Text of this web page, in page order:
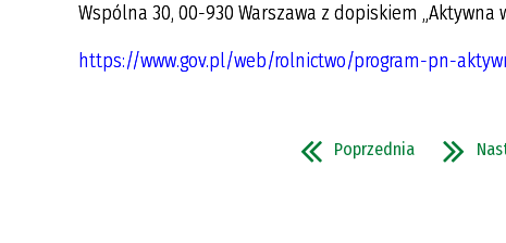
Wspólna 30, 00-930 Warszawa z dopiskiem „Aktywna
https://www.gov.pl/web/rolnictwo/program-pn-
Poprzednia